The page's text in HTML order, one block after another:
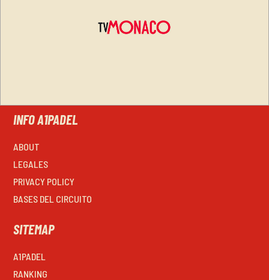
INFO A1PADEL
ABOUT
LEGALES
PRIVACY POLICY
BASES DEL CIRCUITO
SITEMAP
A1PADEL
RANKING